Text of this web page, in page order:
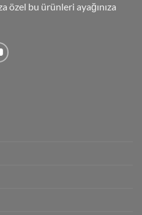
özel bu ürünleri ayağınıza